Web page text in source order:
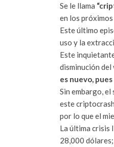
Se le llama
en los próximos
Este último
uso y la
Este
disminución del
es nuevo,
Sin embargo,
este criptocrash
por lo que el
La última crisis
28,000